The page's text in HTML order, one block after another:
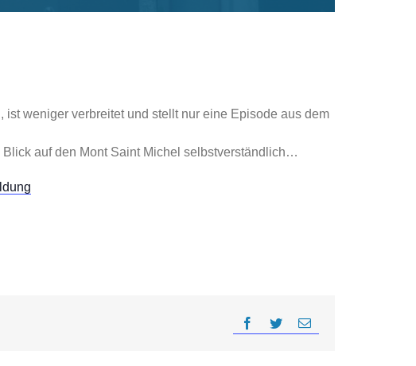
weniger verbreitet und stellt nur eine Episode aus dem
auf den Mont Saint Michel selbstverständlich…